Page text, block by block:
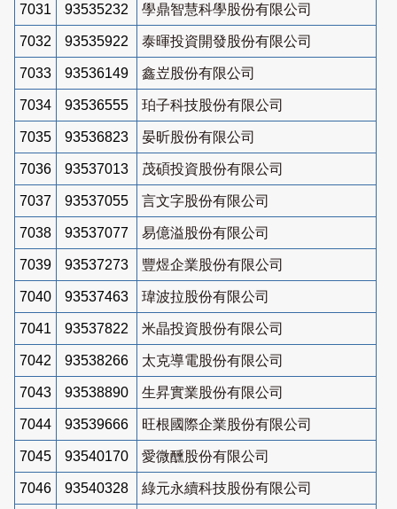
7031 93535232 學鼎智慧科學股份有限公司
7032 93535922 泰暉投資開發股份有限公司
7033 93536149 鑫岦股份有限公司
7034 93536555 珀子科技股份有限公司
7035 93536823 晏昕股份有限公司
7036 93537013 茂碩投資股份有限公司
7037 93537055 言文字股份有限公司
7038 93537077 易億溢股份有限公司
7039 93537273 豐煜企業股份有限公司
7040 93537463 瑋波拉股份有限公司
7041 93537822 米晶投資股份有限公司
7042 93538266 太克導電股份有限公司
7043 93538890 生昇實業股份有限公司
7044 93539666 旺根國際企業股份有限公司
7045 93540170 愛微醺股份有限公司
7046 93540328 綠元永續科技股份有限公司